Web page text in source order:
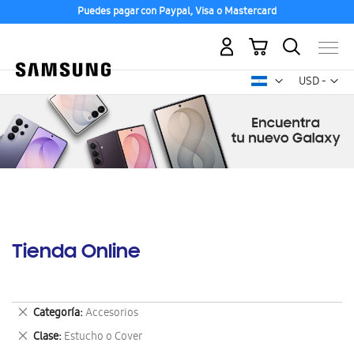
Puedes pagar con Paypal, Visa o Mastercard
USD -
dólar
Mi carrito
Tienda Online
Categoría Accesorios
Eliminar
este
artículo
Clase Estucho o Cover
Eliminar